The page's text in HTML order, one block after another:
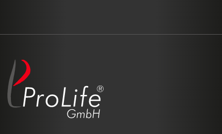
Die PrismaLife AG mit Sitz in Ruggell ist eine im
Lebensversicherungsgesellschaft. Das
Unternehmen konzentriert sich vor allem auf
und Italien.
75 Prozent der Anteile an der PrismaLife